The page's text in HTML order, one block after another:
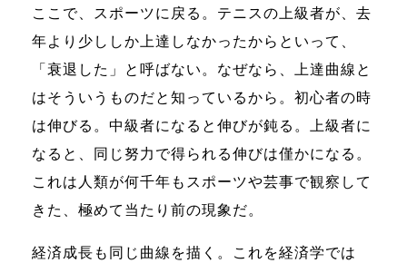
ここで、スポーツに戻る。テニスの上級者が、去
年より少ししか上達しなかったからといって、
「衰退した」と呼ばない。なぜなら、上達曲線と
はそういうものだと知っているから。初心者の時
は伸びる。中級者になると伸びが鈍る。上級者に
なると、同じ努力で得られる伸びは僅かになる。
これは人類が何千年もスポーツや芸事で観察して
きた、極めて当たり前の現象だ。
経済成長も同じ曲線を描く。これを経済学では